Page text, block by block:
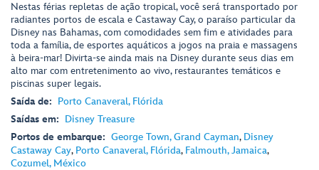
Nestas férias repletas de ação tropical, você será transportado por
radiantes portos de escala e Castaway Cay, o paraíso particular da
Disney nas Bahamas, com comodidades sem fim e atividades para
toda a família, de esportes aquáticos a jogos na praia e massagens
à beira-mar! Divirta-se ainda mais na Disney durante seus dias em
alto mar com entretenimento ao vivo, restaurantes temáticos e
piscinas super legais.
Saída de: Porto Canaveral, Flórida
Saídas em: Disney Treasure
Portos de embarque: George Town, Grand Cayman, Disney
Castaway Cay, Porto Canaveral, Flórida, Falmouth, Jamaica,
Cozumel, México